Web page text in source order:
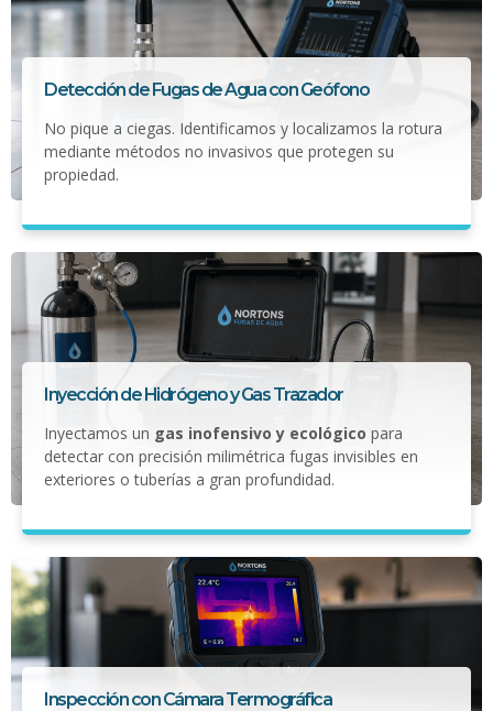
Detección de Fugas de Agua con Geófono
No pique a ciegas. Identificamos y localizamos la rotura
mediante métodos no invasivos que protegen su
propiedad.
Inyección de Hidrógeno y Gas Trazador
Inyectamos un gas inofensivo y ecológico para
detectar con precisión milimétrica fugas invisibles en
exteriores o tuberías a gran profundidad.
Inspección con Cámara Termográfica